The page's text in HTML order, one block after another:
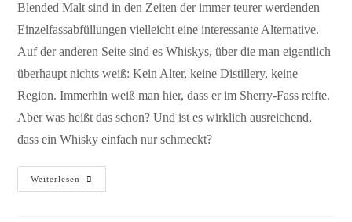
Blended Malt sind in den Zeiten der immer teurer werdenden
Einzelfassabfüllungen vielleicht eine interessante Alternative.
Auf der anderen Seite sind es Whiskys, über die man eigentlich
überhaupt nichts weiß: Kein Alter, keine Distillery, keine
Region. Immerhin weiß man hier, dass er im Sherry-Fass reifte.
Aber was heißt das schon? Und ist es wirklich ausreichend,
dass ein Whisky einfach nur schmeckt?
Weiterlesen